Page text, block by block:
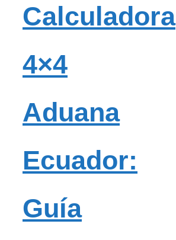
Calculadora
4×4
Aduana
Ecuador:
Guía